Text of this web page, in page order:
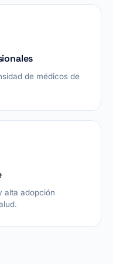
de médicos de
alta adopción